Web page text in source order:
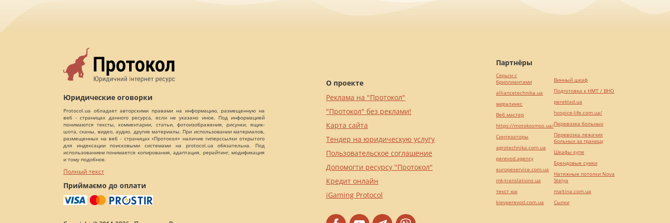
Юридические оговорки
Protocol.ua обладает авторскими правами на информацию, размещенную на
веб - страницах данного ресурса, если не указано иное. Под информацией
понимаются тексты, комментарии, статьи, фотоизображения, рисунки, ящик-
шота, сканы, видео, аудио, другие материалы. При использовании материалов,
размещенных на веб - страницах «Протокол» наличие гиперссылки открытого
для индексации поисковыми системами на protocol.ua обязательна. Под
использованием понимается копирования, адаптация, рерайтинг, модификация
и тому подобное.
Полный текст
Приймаємо до оплати
О проекте
Реклама на "Протокол"
"Протокол" без реклами!
Карта сайта
Тендер на юридическую услугу
Пользовательское соглашение
Допомогти ресурсу "Протокол"
Кредит онлайн
iGaming Protocol
Партнёры
Серьги с
бриллиантами
alliancetechnika.ua
миралинкс
Веб мастер
https://motokosmos.ua/
Синтезаторы
agrotechnika.com.ua
perevod.agency
europeservice.com.ua
mk-translations.ua
текст юа
kievperevod.com.ua
Винный шкаф
Подготовка к НМТ / ВНО
pereklad.ua
hospice-life.com.ua/
Перевозка больных
Перевозка лежачих
больных за границу
Шкафы купе
Брендовые сумки
Натяжные потолки Nova
Stelya
maltina.com.ua
Cылки